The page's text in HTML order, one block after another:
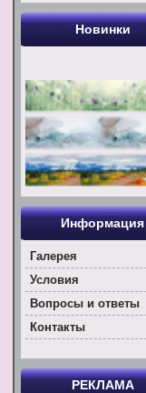
Новинки
Информация
Галерея
Условия
Вoпросы и ответы
Контакты
РЕКЛАМА